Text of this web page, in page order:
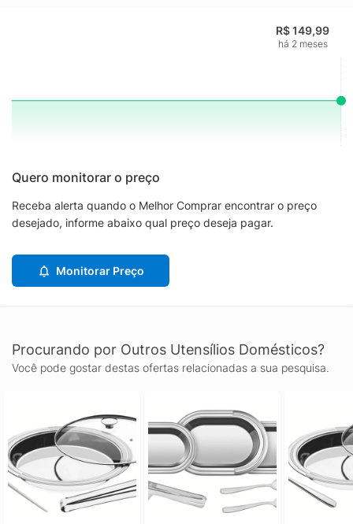
R$ 149,99
há 2 meses
Quero monitorar o preço
Receba alerta quando o Melhor Comprar encontrar o preço
desejado, informe abaixo qual preço deseja pagar.
Monitorar Preço
Procurando por Outros Utensílios Domésticos?
Você pode gostar destas ofertas relacionadas a sua pesquisa.